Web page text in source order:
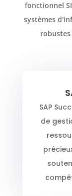
fonctionnel
systèmes
SAP
de